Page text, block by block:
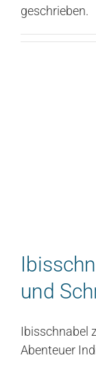
geschrieben.
und
Ibisschnabel
Abenteuer